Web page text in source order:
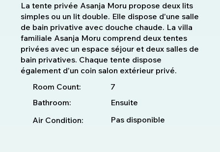
La tente privée Asanja Moru propose deux lits
simples ou un lit double. Elle dispose d'une salle
de bain privative avec douche chaude. La villa
familiale Asanja Moru comprend deux tentes
privées avec un espace séjour et deux salles de
bain privatives. Chaque tente dispose
également d'un coin salon extérieur privé.
Room Count:
7
Bathroom:
Ensuite
Air Condition:
Pas disponible